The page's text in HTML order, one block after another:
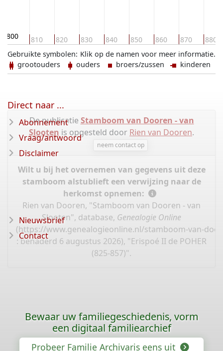
800 810 820 830 840 850 860 870 880
Klik op de namen voor meer informatie.
Gebruikte symbolen:
grootouders
ouders broers/zussen kinderen
De publicatie Stamboom van Dooren - van
Slooten is opgesteld door Rien van Dooren.
neem contact op
Wilt u bij het overnemen van gegevens uit deze
stamboom alstublieft een verwijzing naar de
herkomst opnemen:
Rien van Dooren, "Stamboom van Dooren - van
Slooten", database, Genealogie Online
(https://www.genealogieonline.nl/stamboom-van-
: benaderd 6 augustus 2026), "Erispoé II de POHER
(825-857)".
Direct naar ...
Abonnement
Vraag/antwoord
Disclaimer
Nieuwsbrief
Contact
Bewaar uw familiegeschiedenis, vorm
een digitaal familiearchief
Probeer Familie Archivaris eens uit